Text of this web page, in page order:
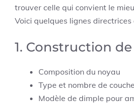
trouver celle qui convient le
Voici quelques lignes
1. Construction
Composition du noyau
Type et nombre de
Modèle de dimple pour